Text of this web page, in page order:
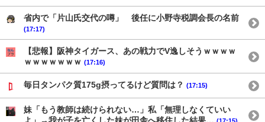
省内で「片山氏交代の噂」 後任に小野寺税調会長の名前
(17:17)
【悲報】阪神タイガース、あの戦力でV逸しそうｗｗｗｗ
ｗｗｗｗｗｗｗ (17:16)
毎日タンパク質175g摂ってるけど質問は？ (17:15)
妹「もう教師は続けられない…」私「無理しなくていい
よ」→我が子を亡くした妹が田舎へ移住した結果…